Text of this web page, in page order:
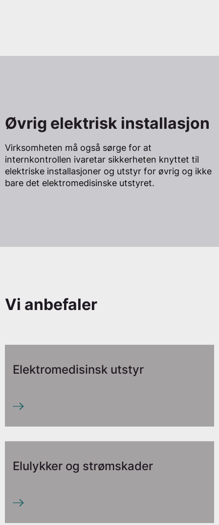
Øvrig elektrisk installasjon
Virksomheten må også sørge for at
internkontrollen ivaretar sikkerheten knyttet til
elektriske installasjoner og utstyr for øvrig og ikke
bare det elektromedisinske utstyret.
Vi anbefaler
Elektromedisinsk utstyr
Elulykker og strømskader